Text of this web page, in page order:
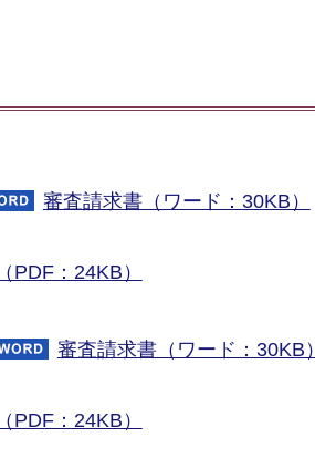
審査請求書（ワード：30KB）
：24KB）
審査請求書（ワード：30KB）
：24KB）